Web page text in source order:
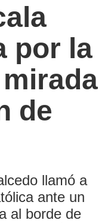
por la
de
llamó a
ante un
al borde de